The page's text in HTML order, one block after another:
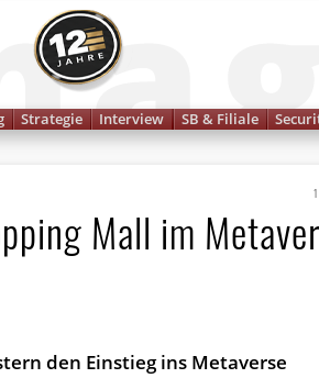
Strategie Interview SB & Filiale
Mall im
den Einstieg ins Metaverse